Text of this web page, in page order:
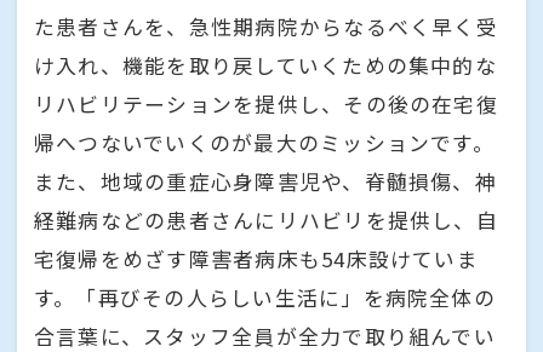
た患者さんを、急性期病院からなるべく早く受
け入れ、機能を取り戻していくための集中的な
リハビリテーションを提供し、その後の在宅復
帰へつないでいくのが最大のミッションです。
また、地域の重症心身障害児や、脊髄損傷、神
経難病などの患者さんにリハビリを提供し、自
宅復帰をめざす障害者病床も54床設けていま
す。「再びその人らしい生活に」を病院全体の
合言葉に、スタッフ全員が全力で取り組んでい